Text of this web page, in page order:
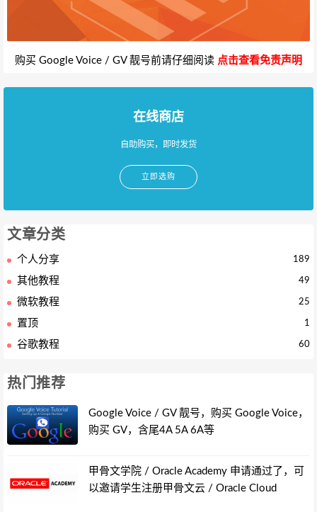
购买 Google Voice / GV 靓号前请仔细阅读 点击查看免责声明
在线商店
自助购买，即时发货
立即选购
文章分类
个人分享 189
其他教程 49
微软教程 25
置顶 1
谷歌教程 60
热门推荐
Google Voice / GV 靓号，购买 Google Voice，
购买 GV，含尾4A 5A 6A等
甲骨文学院 / Oracle Academy 申请通过了，可
以邀请学生注册甲骨文云 / Oracle Cloud